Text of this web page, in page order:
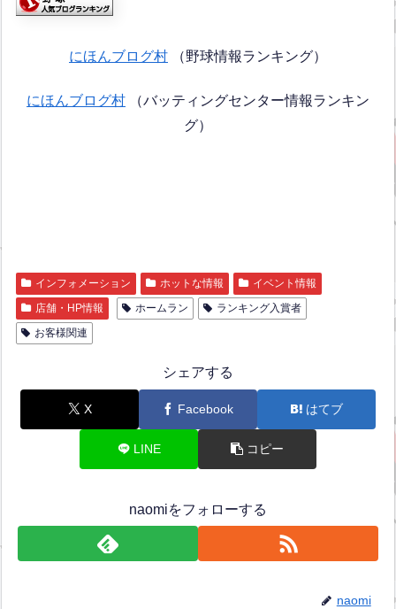
にほんブログ村 （野球情報ランキング）
にほんブログ村 （バッティングセンター情報ランキン
グ）
インフォメーション ホットな情報
イベント情報
店舗・HP情報
ホームラン
ランキング入賞者
お客様関連
シェアする
X Facebook はてブ
LINE コピー
naomiをフォローする
naomi